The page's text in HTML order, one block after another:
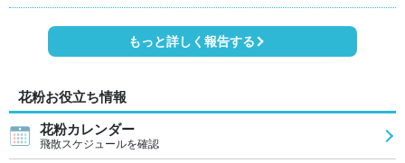
もっと詳しく報告する
花粉お役立ち情報
花粉カレンダー
飛散スケジュールを確認